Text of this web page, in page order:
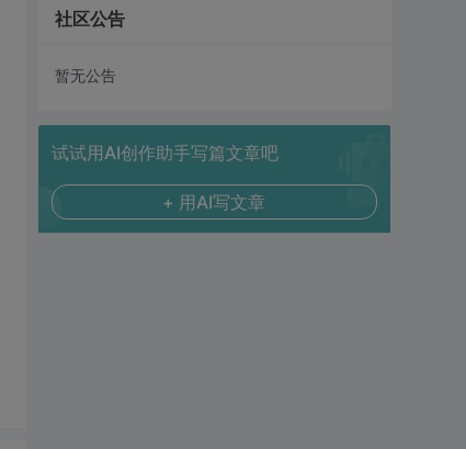
社区公告
暂无公告
试试用AI创作助手写篇文章吧
+ 用AI写文章